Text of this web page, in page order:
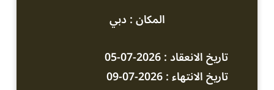
المكان : دبي
تاريخ الانعقاد : 2026-07-05
تاريخ الانتهاء : 2026-07-09